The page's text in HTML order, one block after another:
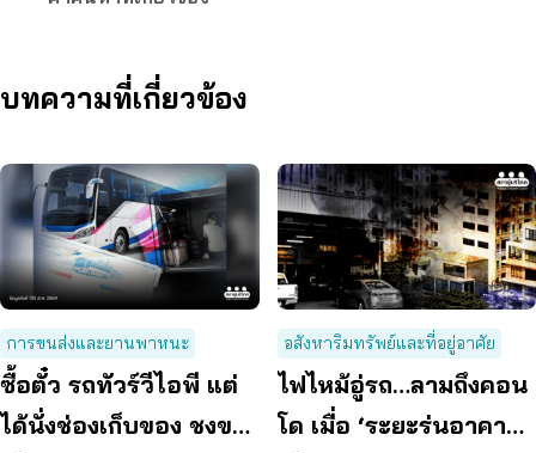
บทความที่เกี่ยวข้อง
การขนส่งและยานพาหนะ
ซื้อตั๋ว รถทัวร์วีไอพี แต่
ได้นั่งช่องเก็บของ ชงขน
อสังหาริมทรัพย์และที่อยู่อาศัย
ไฟไหม้อู่รถ…ลามถึงคอน
โด เมื่อ ‘ระยะร่นอาคาร’